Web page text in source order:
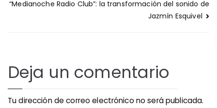
de
“Medianoche Radio Club”: la transformación del sonido de
Jazmín Esquivel
Deja un comentario
Tu dirección de correo electrónico no será publicada.